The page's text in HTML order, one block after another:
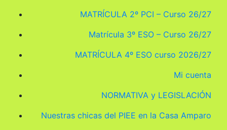
MATRÍCULA 2º PCI – Curso 26/27
Matrícula 3º ESO – Curso 26/27
MATRÍCULA 4º ESO curso 2026/27
Mi cuenta
NORMATIVA y LEGISLACIÓN
Nuestras chicas del PIEE en la Casa Amparo